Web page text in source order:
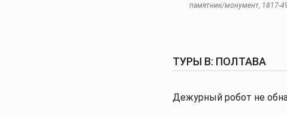
памятник/монумент, 1817-49
ТУРЫ В: ПОЛТАВА
Дежурный робот не